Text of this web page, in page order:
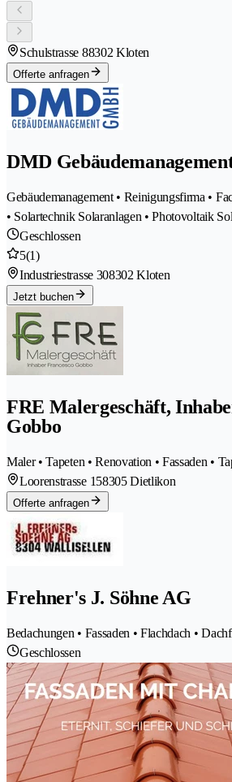
Schulstrasse 88302 Kloten
Offerte anfragen
DMD
Gebäudemanagement • Reinigungsfirma •
• Solartechnik Solaranlagen • Photovoltaik
Geschlossen
5(1)
Industriestrasse 308302 Kloten
Jetzt buchen
FRE Malergeschäft,
Gobbo
Maler • Tapeten • Renovation • Fassaden •
Loorenstrasse 158305 Dietlikon
Offerte anfragen
Frehner's J. Söhne AG
Bedachungen • Fassaden • Flachdach •
Geschlossen